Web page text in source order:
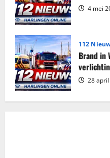
4 mei
112
Brand in
28